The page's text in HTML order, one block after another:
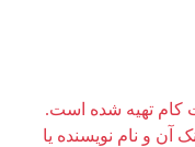
کام تهیه شده است.
آن و نام نویسنده یا